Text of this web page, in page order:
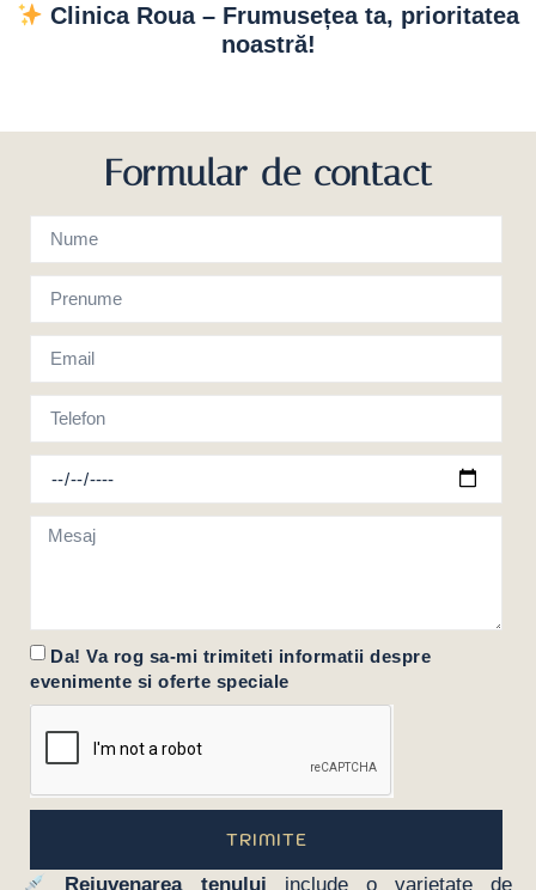
Clinica Roua – Frumusețea ta, prioritatea
noastră!
Formular de contact
Da! Va rog sa-mi trimiteti informatii despre
evenimente si oferte speciale
TRIMITE
Rejuvenarea tenului include o varietate de